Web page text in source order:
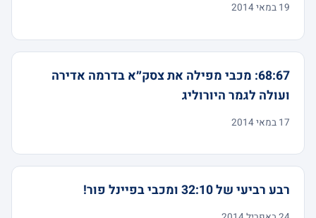
19 במאי 2014
68:67: מכבי מפילה את צסק״א בדרמה אדירה
ועולה לגמר היורוליג
17 במאי 2014
רבע רביעי של 32:10 ומכבי בפיינל פור!